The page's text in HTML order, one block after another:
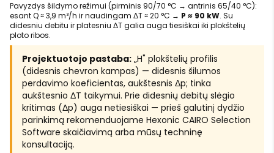
Pavyzdys šildymo režimui (pirminis 90/70 °C → antrinis 65/40 °C):
esant Q ≈ 3,9 m³/h ir naudingam ΔT ≈ 20 °C → P ≈ 90 kW. Su
didesniu debitu ir platesniu ΔT galia auga tiesiškai iki plokštelių
ploto ribos.
Projektuotojo pastaba: „H" plokštelių profilis
(didesnis chevron kampas) — didesnis šilumos
perdavimo koeficientas, aukštesnis Δp; tinka
aukštesnio ΔT taikymui. Prie didesnių debitų slėgio
kritimas (Δp) auga netiesiškai — prieš galutinį dydžio
parinkimą rekomenduojame Hexonic CAIRO Selection
Software skaičiavimą arba mūsų techninę
konsultaciją.